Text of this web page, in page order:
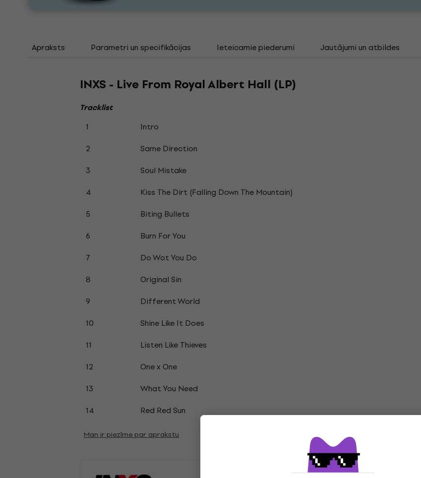
Apraksts Parametri un specifikācijas Ieteicamie piederumi Jautājumi un atbildes
INXS - Live From Royal Albert Hall (LP)
Tracklist
1
Intro
2
Same Direction
3
Soul Mistake
4
Kiss The Dirt (Falling Down The Mountain)
5
Biting Bullets
6
Burn For You
7
Do Wot You Do
8
Original Sin
9
Different World
10
Shine Like It Does
11
Listen Like Thieves
12
One x One
13
What You Need
14
Red Red Sun
Man ir piezīme par aprakstu